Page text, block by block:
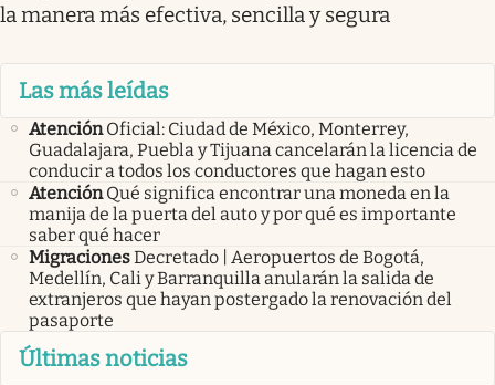
la manera más efectiva, sencilla y segura
Las más leídas
Atención Oficial: Ciudad de México, Monterrey,
Guadalajara, Puebla y Tijuana cancelarán la licencia de
conducir a todos los conductores que hagan esto
Atención Qué significa encontrar una moneda en la
manija de la puerta del auto y por qué es importante
saber qué hacer
MigracionesDecretado | Aeropuertos de Bogotá,
Medellín, Cali y Barranquilla anularán la salida de
extranjeros que hayan postergado la renovación del
pasaporte
Últimas noticias